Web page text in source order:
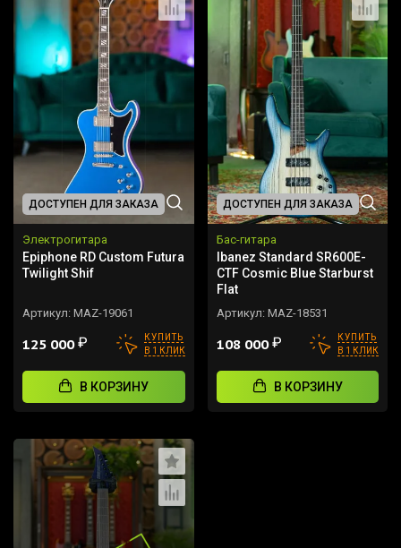
ДОСТУПЕН ДЛЯ ЗАКАЗА
Электрогитара
Epiphone RD Custom Futura
Twilight Shif
Артикул: MAZ-19061
125 000₽
КУПИТЬ
В 1 КЛИК
В КОРЗИНУ
ДОСТУПЕН ДЛЯ ЗАКАЗА
Бас-гитара
Ibanez Standard SR600E-
CTF Cosmic Blue Starburst
Flat
Артикул: MAZ-18531
108 000₽
КУПИТЬ
В 1 КЛИК
В КОРЗИНУ